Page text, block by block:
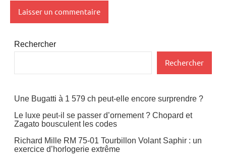
Rechercher
Rechercher
Une Bugatti à 1 579 ch peut-elle encore surprendre ?
Le luxe peut-il se passer d’ornement ? Chopard et
Zagato bousculent les codes
Richard Mille RM 75-01 Tourbillon Volant Saphir : un
exercice d’horlogerie extrême